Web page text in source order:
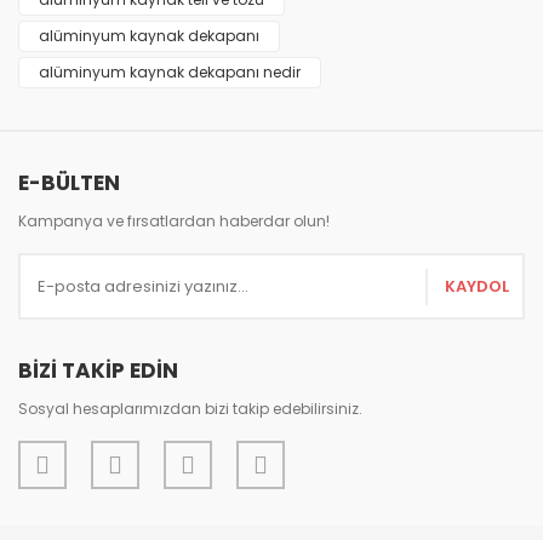
Bu ürüne benzer farklı alternatifler olmalı.
alüminyum kaynak dekapanı
alüminyum kaynak dekapanı nedir
E-BÜLTEN
Kampanya ve fırsatlardan haberdar olun!
KAYDOL
BİZİ TAKİP EDİN
Sosyal hesaplarımızdan bizi takip edebilirsiniz.